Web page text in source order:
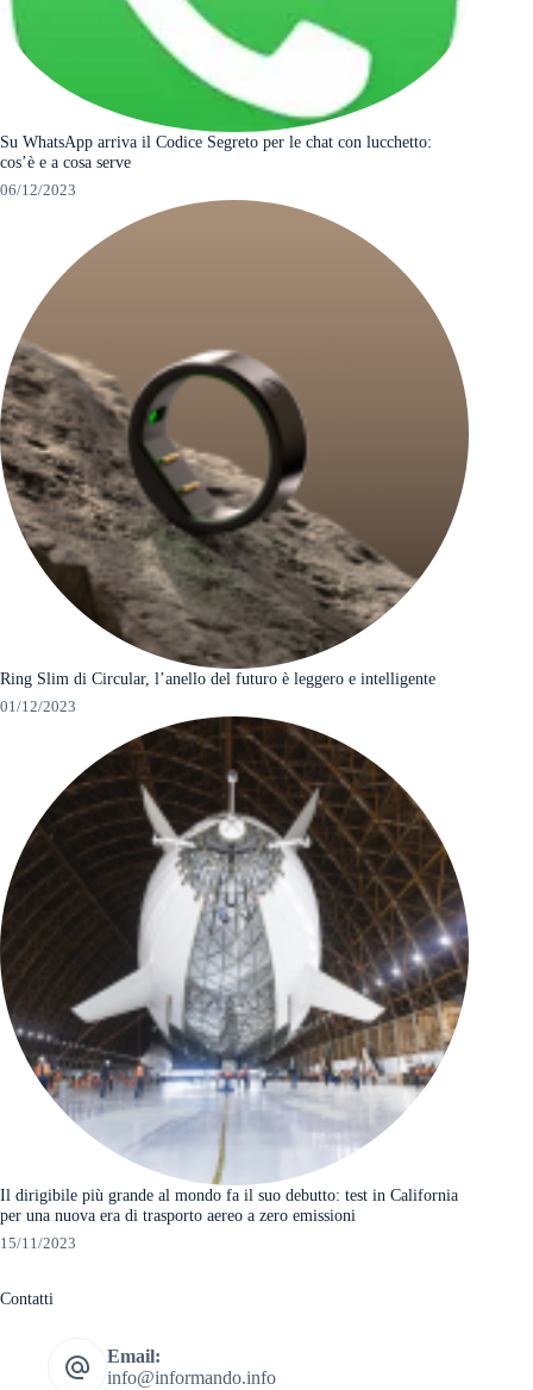
Su WhatsApp arriva il Codice Segreto per le chat con lucchetto:
cos’è e a cosa serve
06/12/2023
Ring Slim di Circular, l’anello del futuro è leggero e intelligente
01/12/2023
Il dirigibile più grande al mondo fa il suo debutto: test in California
per una nuova era di trasporto aereo a zero emissioni
15/11/2023
Contatti
Email:
info@informando.info